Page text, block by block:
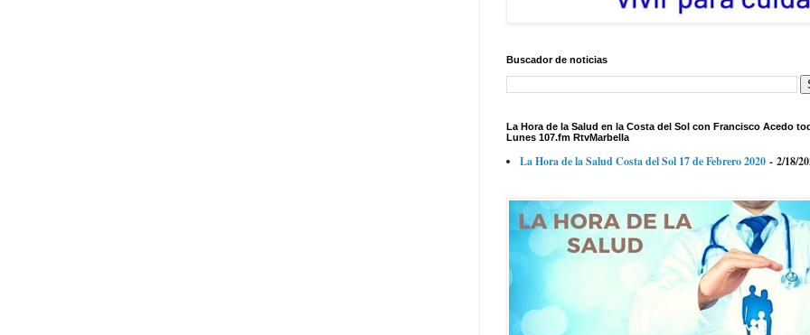
Buscador de noticias
La Hora de la Salud en la Costa del Sol con Francisco Acedo
Lunes 107.fm RtvMarbella
La Hora de la Salud Costa del Sol 17 de Febrero 2020 - 2/18/